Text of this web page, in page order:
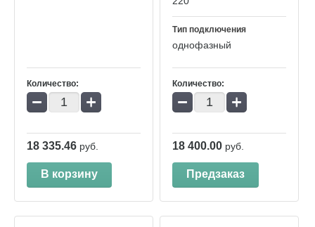
Количество:
− +
18 335.46 руб.
В корзину
Тип подключения
однофазный
Количество:
− +
18 400.00 руб.
Предзаказ